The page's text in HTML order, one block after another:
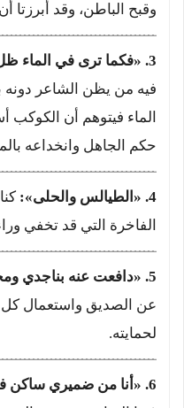
وقبح الباطن، وقد أبرزتا
3. «فكما ترى في الماء ظل الكوكب»:
فيه من يظن الشاعر
الماء فيتوهم أن
حكم الجاهل وانخداعه
4. «الطيالس والحلى»:
الفاخرة التي قد تخفي
5. «دافعت عنه بناجدي ومخلبي»:
عن الصديق واستعمال كل
لحمايته.
6. «أنا من ضميري ساكن في معقل»: